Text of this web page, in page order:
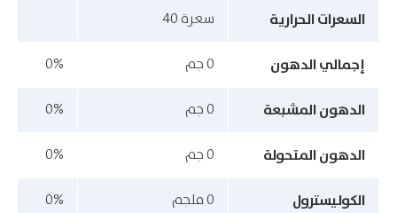
السعرات الحرارية سعرة 40
إجمالي الدهون 0 جم 0%
الدهون المشبعة 0 جم 0%
الدهون المتحولة 0 جم 0%
الكوليسترول 0 ملجم 0%